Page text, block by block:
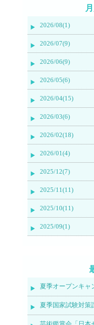
2026/08(1)
2026/07(9)
2026/06(9)
2026/05(6)
2026/04(15)
2026/03(6)
2026/02(18)
2026/01(4)
2025/12(7)
2025/11(11)
2025/10(11)
2025/09(1)
夏季オープンキャ
夏季国家試験対策